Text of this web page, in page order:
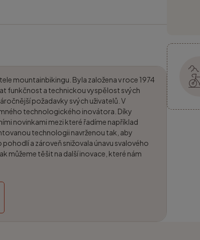
mountainbikingu. Byla založena v roce 1974
funkčnost a technickou vyspělost svých
požadavky svých uživatelů. V
technologického inovátora. Díky
novinkami mezi které řadíme například
technologii navrženou tak, aby
a zároveň snižovala únavu svalového
můžeme těšit na další inovace, které nám